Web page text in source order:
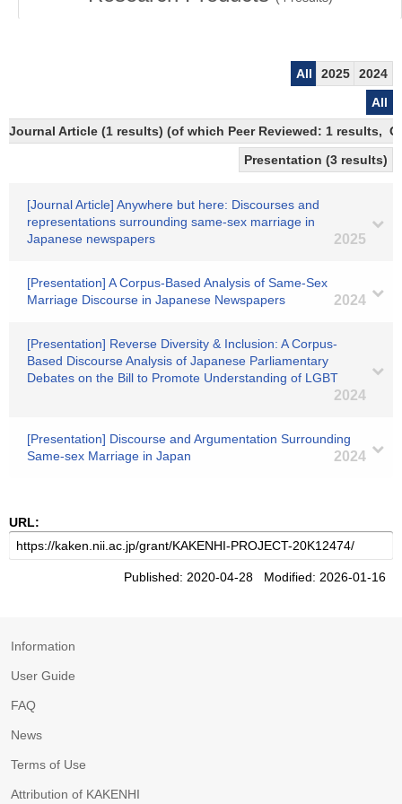
All 2025
2024
All
Journal Article (1 results) (of which Peer Reviewed: 1 results,
Presentation (3 results)
[Journal Article] Anywhere but here: Discourses and
representations surrounding same-sex marriage in
Japanese newspapers
2025
[Presentation] A Corpus-Based Analysis of Same-Sex
Marriage Discourse in Japanese Newspapers
2024
[Presentation] Reverse Diversity & Inclusion: A Corpus-
Based Discourse Analysis of Japanese Parliamentary
Debates on the Bill to Promote Understanding of LGBT
2024
[Presentation] Discourse and Argumentation Surrounding
Same-sex Marriage in Japan
2024
URL:
Published: 2020-04-28 Modified: 2026-01-16
Information
User Guide
FAQ
News
Terms of Use
Attribution of KAKENHI